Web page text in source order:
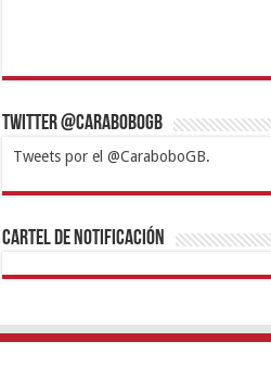
Twitter @CaraboboGB
Tweets por el @CaraboboGB.
1xbetBetturkeyBetistKralbet
https://mvbcasino.com/
Cartel de Notificación